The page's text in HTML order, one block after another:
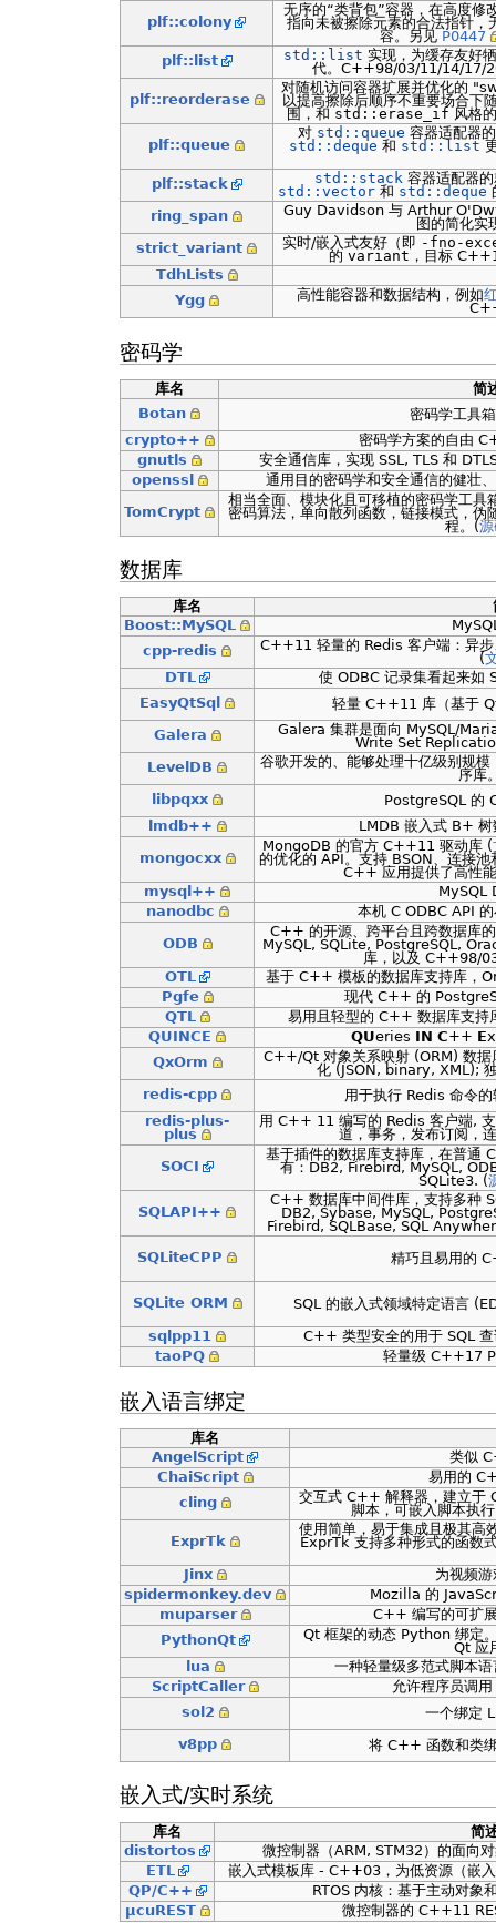
plf::colony
无序的“类背包”容器，在高度修
指向未被擦除元素的合法指针
容。另见 P0447
plf::list
std::list 实现，为缓存友好
代。C++98/03/11/14/17/
plf::reorderase
对随机访问容器扩展并优化的
以提高擦除后顺序不重要场合下
围，和 std::erase_if 风格
plf::queue
对 std::queue 容器适配器
std::deque 和 std::list
plf::stack std::stack 容器适配器
std::vector和 std::deque
ring_span
Guy Davidson 与 Arthur
图的简化
strict_variant
实时/嵌入式友好（即 -fno-
的 variant ，目标
TdhLists
Ygg
高性能容器和数据结构，例如
密码学
库名
简
Botan
密码学工具
crypto++
密码学方案的自由
gnutls
安全通信库，实现 SSL, TLS 和
openssl
通用目的密码学和安全通信的健壮
TomCrypt
相当全面、模块化且可移植的密码学工具
密码算法，单向散列函数，链接模式，伪
程。(
数据库
库名
Boost::MySQL
cpp-redis
C++11 轻量的 Redis 客户端：异步
(
DTL
使 ODBC 记录集看起来如
EasyQtSql
轻量 C++11 库（基于
Galera
Galera 集群是面向 MySQL/
Write Set
LevelDB
谷歌开发的、能够处理十亿级别规
序库
libpqxx
PostgreSQL 的
lmdb++
LMDB 嵌入式 B+
mongocxx
MongoDB 的官方 C++11 驱动库 (
的优化的 API。支持 BSON、连接
C++ 应用提供了高性
mysql++
MySQL
nanodbc
本机 C ODBC API
ODB
C++ 的开源、跨平台且跨数据库
MySQL, SQLite, PostgreSQL,
库，以及 C++98/
OTL
基于 C++ 模板的数据库支持库，
Pgfe
现代 C++ 的
QTL
易用且轻型的 C++ 数据库支持
QUINCE
QUeries IN C++ E
QxOrm
C++/Qt 对象关系映射 (ORM) 数据
化 (JSON, binary, XML);
redis-cpp
用于执行 Redis 命令
redis-plus-
plus
用 C++ 11 编写的 Redis 客户端,
道，事务，发布订阅，
SOCI
基于插件的数据库支持库，在普通
有：DB2, Firebird, MySQL,
SQLite3. (
SQLAPI++
C++ 数据库中间件库，支持多种
DB2, Sybase, MySQL,
Firebird, SQLBase, SQL
SQLiteCPP
精巧且易用的
SQLite ORM
SQL 的嵌入式领域特定语言
sqlpp11
C++ 类型安全的用于 SQL
taoPQ
轻量级 C++17
嵌入语言绑定
库名
AngelScript
类似
ChaiScript
易用的
cling
交互式 C++ 解释器，建立于
脚本，可嵌入脚本执
ExprTk
使用简单，易于集成且极其高
ExprTk 支持多种形式的函数
Jinx
为视频
spidermonkey.dev
Mozilla 的
muparser
C++ 编写的可扩
PythonQt
Qt 框架的动态 Python 绑定
Qt 应
lua
一种轻量级多范式脚本
ScriptCaller
允许程序员调
sol2
一个绑定
v8pp
将 C++ 函数和类
嵌入式/实时系统
库名
简
distortos
微控制器（ARM, STM32）的面向
ETL
嵌入式模板库 - C++03，为低资源（嵌
QP/C++
RTOS 内核：基于主动对象
µcuREST
微控制器的 C++11